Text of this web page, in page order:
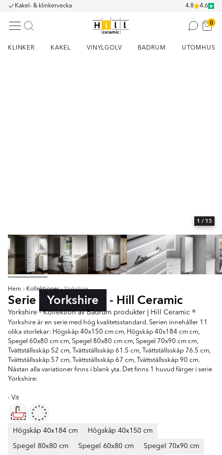
Kakel- & klinkervecka 4.8 4.6
0
KLINKER KAKEL VINYLGOLV BADRUM UTOMHUS
Hem Kollektioner Yorkshire
Serie Yorkshire - Hill Ceramic
Yorkshire - Kollektion av Badrum produkter | Hill Ceramic ®
Yorkshire är en serie med hög kvalitetsstandard. Serien innehåller 11
olika storlekar: Högskåp 40x150 cm cm, Högskåp 40x184 cm cm,
Spegel 60x80 cm cm, Spegel 80x80 cm cm, Spegel 70x90 cm cm,
Tvättställsskåp 52 cm, Tvättställsskåp 61.5 cm, Tvättställsskåp 76.5 cm,
Tvättställsskåp 57 cm, Tvättställsskåp 67 cm, Tvättställsskåp 90 cm.
Nästan alla variationer finns i blank yta. Det finns 1 huvud färger i serie
Yorkshire:
- Vit
Högskåp 40x184 cm Högskåp 40x150 cm
Spegel 80x80 cm Spegel 60x80 cm Spegel 70x90 cm
1 / 15